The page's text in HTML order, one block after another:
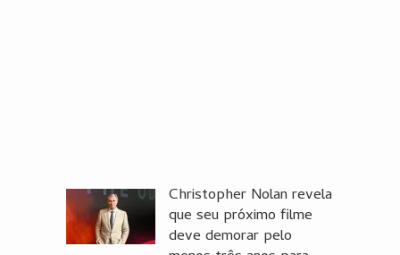
Christopher Nolan revela
que seu próximo filme
deve demorar pelo